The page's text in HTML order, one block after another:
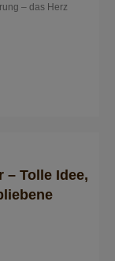
– das Herz
– Tolle Idee,